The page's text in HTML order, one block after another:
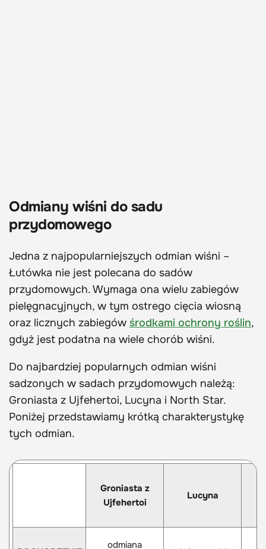
Odmiany wiśni do sadu
przydomowego
Jedna z najpopularniejszych odmian wiśni –
Łutówka nie jest polecana do sadów
przydomowych. Wymaga ona wielu zabiegów
pielęgnacyjnych, w tym ostrego cięcia wiosną
oraz licznych zabiegów środkami ochrony roślin,
gdyż jest podatna na wiele chorób wiśni.
Do najbardziej popularnych odmian wiśni
sadzonych w sadach przydomowych należą:
Groniasta z Ujfehertoi, Lucyna i North Star.
Poniżej przedstawiamy krótką charakterystykę
tych odmian.
Groniasta z
Ujfehertoi
Lucyna
odmiana